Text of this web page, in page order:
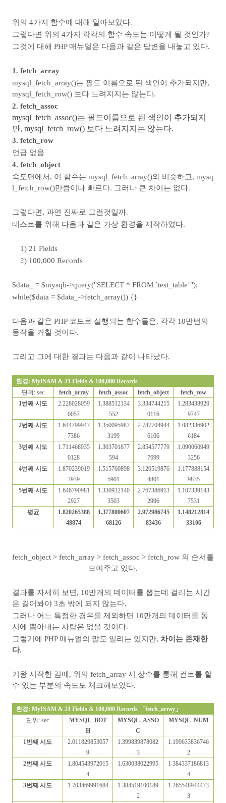
위의 4가지 함수에 대해 알아보았다.
그렇다면 위의 4가지 각각의 함수 속도는 어떻게 될 것인가?
그것에 대해 PHP 매뉴얼은 다음과 같은 답변을 내놓고 있다.
1. fetch_array
mysql_fetch_array()는 필드 이름으로 된 색인이 추가되지만,
mysql_fetch_row() 보다 느려지지는 않는다.
2. fetch_assoc
mysql_fetch_assoc()는 필드이름으로 된 색인이 추가되지
만, mysql_fetch_row() 보다 느려지지는 않는다.
3. fetch_row
언급 없음
4. fetch_object
속도면에서, 이 함수는 mysql_fetch_array()와 비슷하고, mysq
l_fetch_row()만큼이나 빠르다. 그러나 큰 차이는 없다.
그렇다면, 과연 진짜로 그런것일까.
테스트를 위해 다음과 같은 가상 환경을 제작하였다.
1) 21 Fields
2) 100,000 Records
$data_ = $mysqli->query("SELECT * FROM `test_table`");
while($data = $data_->fetch_array()) {}
다음과 같은 PHP 코드로 실행되는 함수들은, 각각 10만번의
동작을 거칠 것이다.
그리고 그에 대한 결과는 다음과 같이 나타났다.
환경: MyISAM & 21 Fields & 100,000 Records
단위 : sec fetch_array fetch_assoc fetch_object
fetch_row
1번째 시도
2.228028059
0057
1.388512134
552
3.334744215
0116
1.283438920
9747
2번째 시도
1.644799947
7386
1.350095987
3199
2.787704944
6106
1.082336902
6184
3번째 시도
1.711468935
0128
1.303701877
594
2.854577779
7699
1.090060949
3256
4번째 시도
1.870239019
3939
1.515760898
5901
3.120519876
4801
1.177888154
9835
5번째 시도
1.646790981
2927
1.330932140
3503
2.767386913
2996
1.107339143
7531
평균
1.820265388
48874
1.377800607
68126
2.972986745
83436
1.148212814
33106
fetch_object > fetch_array > fetch_assoc > fetch_row 의 순서를
보여주고 있다.
결과를 자세히 보면, 10만개의 데이터를 뽑는데 걸리는 시간
은 길어봐야 3초 밖에 되지 않는다.
그러나 어느 특정한 경우를 제외하면 10만개의 데이터를 동
시에 뽑아내는 사람은 없을 것이다.
그렇기에 PHP 매뉴얼의 말도 일리는 있지만, 차이는 존재한
다.
기왕 시작한 김에, 위의 fetch_array 시 상수를 통해 컨트롤 할
수 있는 부분의 속도도 체크해보았다.
환경: MyISAM & 21 Fields & 100,000 Records 「fetch_array 」
단위 : sec
MYSQL_BOT
H
MYSQL_ASSO
C
MYSQL_NUM
1번째 시도
2.011829853057
9
1.399839878082
3
1.199633836746
2
2번째 시도
1.804543972015
4
1.630038022995
1.384337186813
4
3번째 시도 1.703469991684
1.384519100189
2
1.265548944473
3